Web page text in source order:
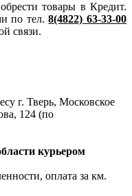
товары в Кредит.
по тел.8(4822) 63-33-00
связи.
г. Тверь, Московское
124 (по
курьером
оплата за км.